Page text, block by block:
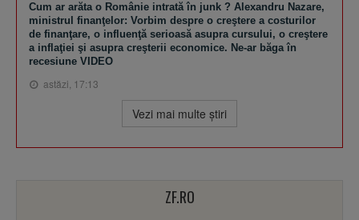
Cum ar arăta o Românie intrată în junk ? Alexandru Nazare,
ministrul finanţelor: Vorbim despre o creştere a costurilor
de finanţare, o influenţă serioasă asupra cursului, o creştere
a inflaţiei şi asupra creşterii economice. Ne-ar băga în
recesiune VIDEO
astăzi, 17:13
Vezi mai multe ştiri
ZF.RO